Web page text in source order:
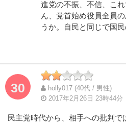
進党の不振、不信、こ
ん、党首始め役員全員
うか。自民と同じで国
30
holly017 (40代 / 男性)
2017年2月26日 23時44分
民主党時代から、相手への批判